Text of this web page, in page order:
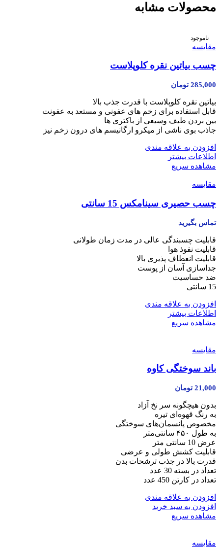
محصولات مشابه
ناموجود
مقایسه
چسب بیاتین نقره کلوپلاست
285,000 تومان
بیاتین نقره کلوپلاست با قدرت جذب بالا
قابل استفاده برای زخم‏ های عفونی و مستعد به عفونت
بین بردن طیف وسیعی از باکتری ها
جاذب بوی ناشی از میکرو ارگانیسم های درون زخم نیز
افزودن به علاقه مندی
اطلاعات بیشتر
مشاهده سریع
مقایسه
چسب حصیری سینامکس 15 سانتی
تماس بگیرید
قابلیت چسبندگی عالی در مدت زمان طولانی
قابلیت نفوذ هوا
قابلیت انعطاف پذیری بالا
جداسازی آسان از پوست
ضد حساسیت
15 سانتی
افزودن به علاقه مندی
اطلاعات بیشتر
مشاهده سریع
مقایسه
باند سوختگی کاوه
21,000 تومان
بدون هیچگونه سر نخ آزاد
به رنگ قهوه‌ای تیره
مخصوص پانسمان‌های سوختگی
به طول ۴۵۰ سانتی‌متر
عرض 10 سانتی متر
قابلیت کشش طولی و عرضی
قدرت بالا در جذب ترشحات بدن
تعداد در بسته 30 عدد
تعداد در کارتن 450 عدد
افزودن به علاقه مندی
افزودن به سبد خرید
مشاهده سریع
مقایسه